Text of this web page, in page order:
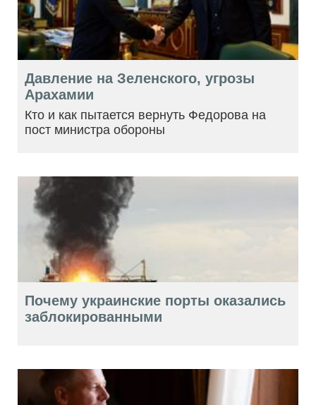
Давление на Зеленского, угрозы
Арахамии
Кто и как пытается вернуть Федорова на
пост министра обороны
Почему украинские порты оказались
заблокированными